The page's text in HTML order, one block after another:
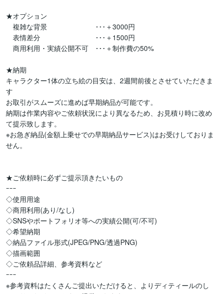
★オプション
複雑な背景　　　　　　　･･･＋3000円
表情差分　　　　　　　　･･･＋1500円
商用利用・実績公開不可　･･･＋制作費の50%
★納期
キャラクター1体の立ち絵の目安は、2週間前後とさせていただきま
す
お取引がスムーズに進めば早期納品が可能です。
納期は作業内容やご依頼状況により異なるため、お見積り時に改め
て提示致します。
※お急ぎ納品(金額上乗せでの早期納品サービス)はお受けしておりま
せん。
★ご依頼時に必ずご提示頂きたいもの
ｰｰｰ
◇使用用途
◇商用利用(あり/なし)
◇SNSやポートフォリオ等への実績公開(可/不可)
◇希望納期
◇納品ファイル形式(JPEG/PNG/透過PNG)
◇描画範囲
◇ご依頼品詳細、参考資料など
ｰｰｰ
※参考資料はたくさんご提出いただけると、よりディティールのし